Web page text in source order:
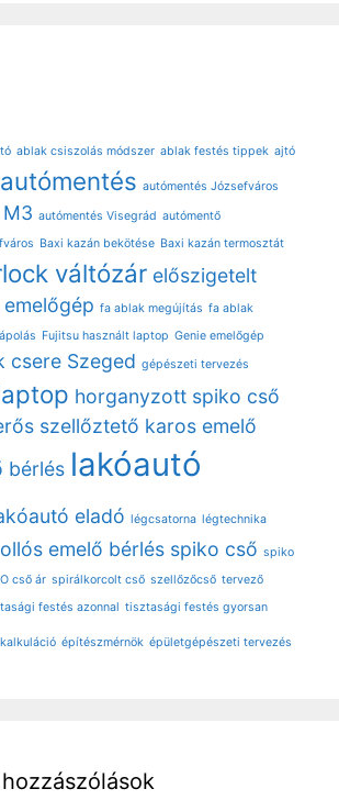
ablak csiszolás módszer ablak festés tippek ajtó
autómentés autómentés Józsefváros
autómentés Visegrád autómentő
Baxi kazán bekötése Baxi kazán termosztát
váltózár előszigetelt
emelőgép fa ablak megújítás fa ablak
Fujitsu használt laptop Genie emelőgép
csere Szeged gépészeti tervezés
horganyzott spiko cső
szellőztető karos emelő
bérlés lakóautó
eladó légcsatorna légtechnika
ollós emelő bérlés spiko cső spiko
cső ár spirálkorcolt cső szellőzőcső tervező
festés azonnal tisztasági festés gyorsan
építészmérnök épületgépészeti tervezés